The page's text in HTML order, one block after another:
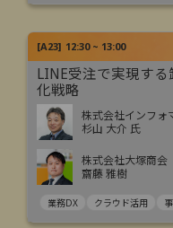
[A23] 12:30 ~ 13:00
LINE受注で実現す
化戦略
株式会社インフォ
杉山 大介 氏
株式会社大塚商会
齋藤 雅樹
業務DX クラウド活用